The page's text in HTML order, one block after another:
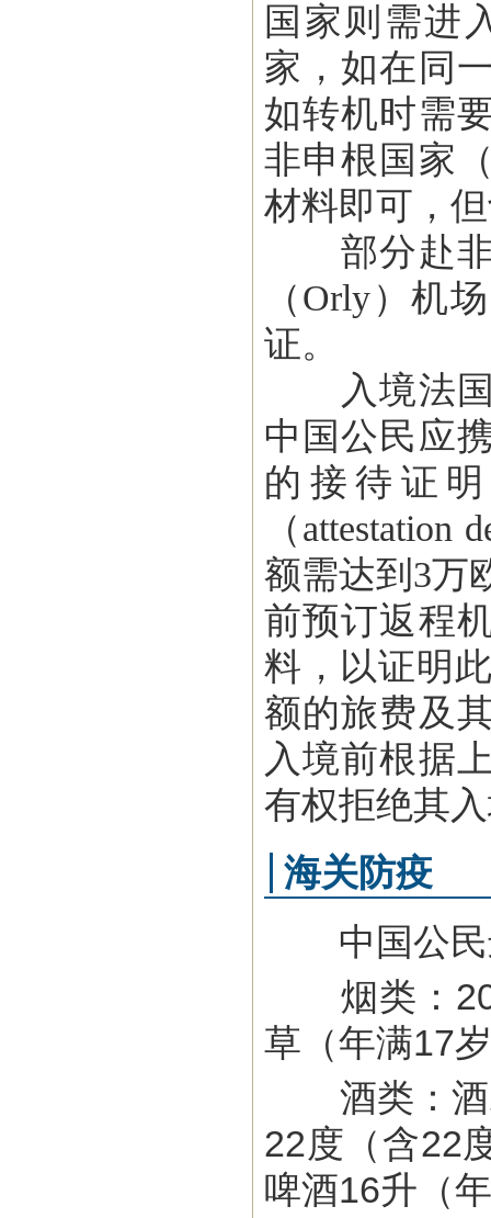
国家则需进
家，如在同
如转机时需
非申根国家
材料即可，
部分赴非
（Orly）机
证。
入境法国
中国公民应
的接待证
（attestation
额需达到3万
前预订返程
料，以证明
额的旅费及
入境前根据
有权拒绝其
海关防疫
中国公民
烟类：200
草（年满17
酒类：酒
22度（含22
啤酒16升（